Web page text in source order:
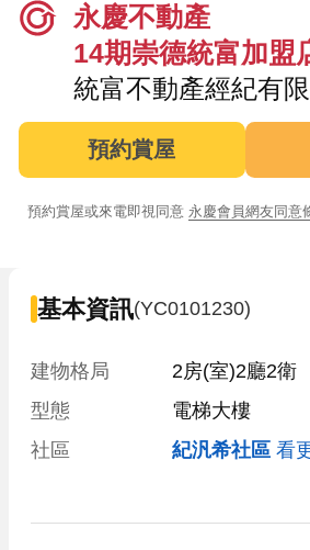
永慶不動產
14期崇德統富加盟
統富不動產經紀有
預約賞屋
預約賞屋或來電即視同意 永慶會員網友同意
基本資訊(YC0101230)
建物格局
2房(室)2廳2衛
型態
電梯大樓
社區
紀汎希社區 看